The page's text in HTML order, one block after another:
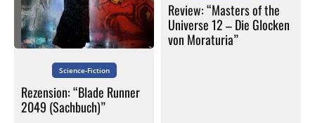
Science-Fiction
Rezension: “Blade Runner
2049 (Sachbuch)”
Review: “Masters of the
Universe 12 – Die Glocken
von Moraturia”